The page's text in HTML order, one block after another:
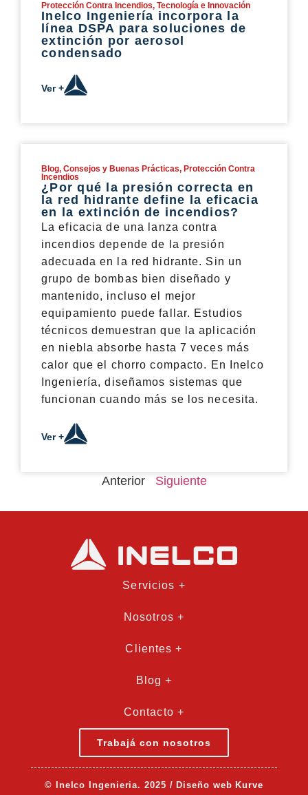
Protección Contra Incendios, Tecnología e Innovación
Inelco Ingeniería incorpora la
línea DSPA para soluciones de
extinción por aerosol
condensado
Ver +
Blog, Consejos y Buenas Prácticas, Protección Contra
Incendios
¿Por qué la presión correcta en
la red hidrante define la eficacia
en la extinción de incendios?
La eficacia de una lanza contra
incendios depende de la presión
adecuada en la red hidrante. Sin un
grupo de bombas bien diseñado y
mantenido, incluso el mejor
equipamiento puede fallar. Estudios
técnicos demuestran que la aplicación
en niebla absorbe hasta 7 veces más
calor que el chorro compacto. En Inelco
Ingeniería, diseñamos sistemas que
funcionan cuando más se los necesita.
Ver +
Anterior Siguiente
Servicios +
Nosotros +
Clientes +
Blog +
Contacto +
Trabajá con nosotros
© Inelco Ingenieria. 2025 / Diseño web Kurve